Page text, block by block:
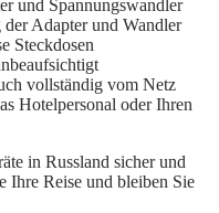
und Spannungswandler
Adapter und Wandler
Steckdosen
vollständig vom Netz
Hotelpersonal oder Ihren
in Russland sicher und
Ihre Reise und bleiben Sie